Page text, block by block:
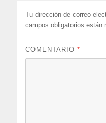
Tu dirección de correo
campos obligatorios
COMENTARIO*